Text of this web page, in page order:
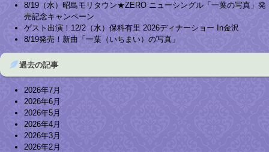
8/19（水）昭島モリタウン★ZERO ニューシングル「一葉の写真」発
売記念キャンペーン
ゲスト出演！12/2（水）保科有里 2026ディナーショー In金沢
8/19発売！新曲「一葉（いちまい）の写真」
過去の記事
2026年7月
2026年6月
2026年5月
2026年4月
2026年3月
2026年2月